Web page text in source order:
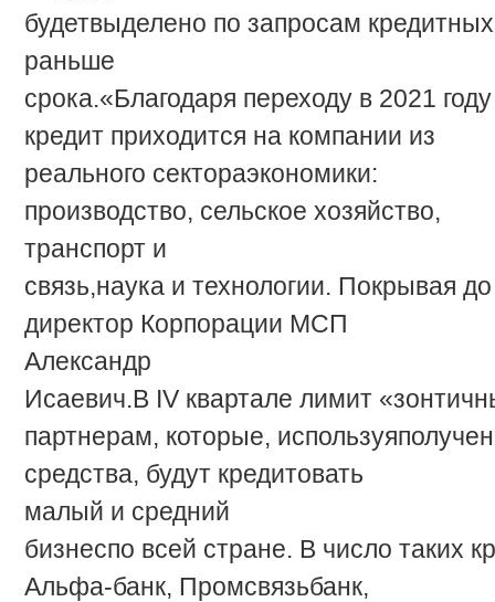
будетвыделено по запросам кредитных
раньше
срока.«Благодаря переходу в 2021 году
кредит приходится на компании из
реального сектораэкономики:
производство, сельское хозяйство,
транспорт и
связь,наука и технологии. Покрывая до
директор Корпорации МСП
Александр
Исаевич.В IV квартале лимит
партнерам, которые, используя
средства, будут кредитовать
малый и средний
бизнеспо всей стране. В число таких
Альфа-банк, Промсвязьбанк,